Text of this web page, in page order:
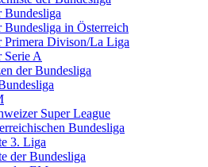
Bundesliga
in Österreich
Primera Divison/La Liga
Serie A
der Bundesliga
Super League
Bundesliga
3. Liga
der Bundesliga